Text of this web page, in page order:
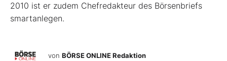
2010 ist er zudem Chefredakteur des Börsenbriefs
smartanlegen.
von BÖRSE ONLINE Redaktion